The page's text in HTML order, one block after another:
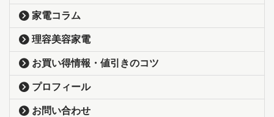
家電コラム
理容美容家電
お買い得情報・値引きのコツ
プロフィール
お問い合わせ